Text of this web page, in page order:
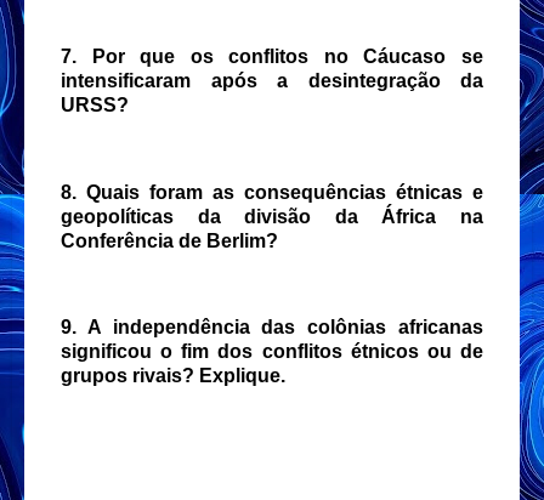
7. Por que os conflitos no Cáucaso se
intensificaram após a desintegração da
URSS?
8. Quais foram as consequências étnicas e
geopolíticas da divisão da África na
Conferência de Berlim?
9. A independência das colônias africanas
significou o fim dos conflitos étnicos ou de
grupos rivais? Explique.